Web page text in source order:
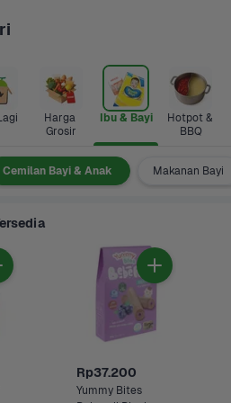
Harga
Grosir
Ibu & Bayi
Hotpot &
BBQ
Cemilan Bayi & Anak Makanan Bayi
Rp37.200
Yummy Bites